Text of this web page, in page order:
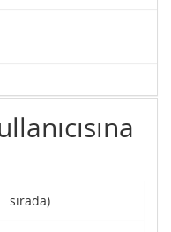
. sırada)